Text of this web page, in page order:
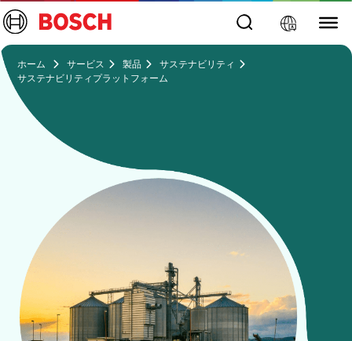
ホーム サービス 製品
サステナビリティ
サステナビリティプラットフォーム